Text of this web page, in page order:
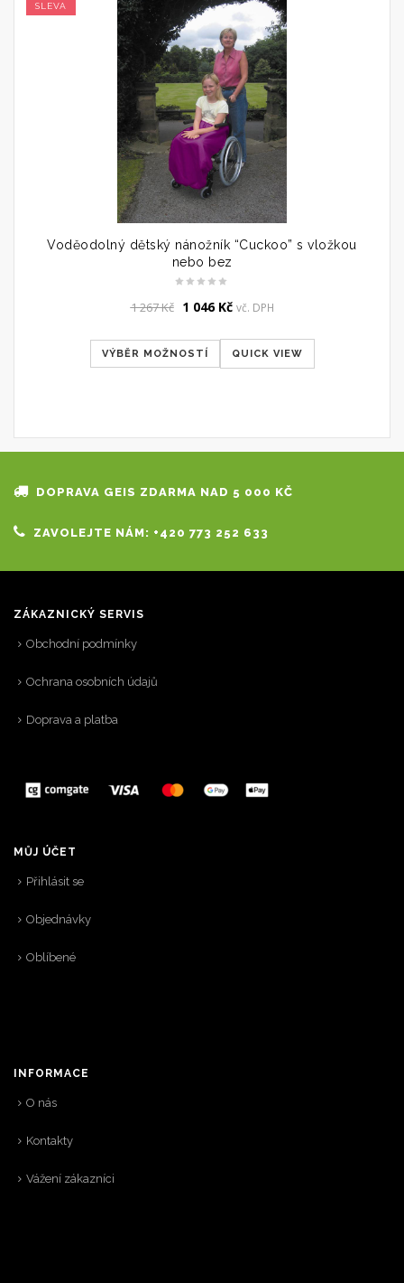
SLEVA
Voděodolný dětský nánožník “Cuckoo” s vložkou
nebo bez
1 267Kč Original
was:
1
1 046 KčCurrent
is:
1
vč. DPH
VÝBĚR MOŽNOSTÍ QUICK VIEW
DOPRAVA GEIS ZDARMA NAD 5 000 KČ
ZAVOLEJTE NÁM: +420 773 252 633
ZÁKAZNICKÝ SERVIS
Obchodní podmínky
Ochrana osobních údajů
Doprava a platba
MŮJ ÚČET
Přihlásit se
Objednávky
Oblíbené
INFORMACE
O nás
Kontakty
Vážení zákazníci